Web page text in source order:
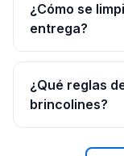
¿Cómo se
entrega?
¿Qué reglas
brincolines?